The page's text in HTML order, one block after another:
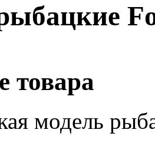
товара
модель